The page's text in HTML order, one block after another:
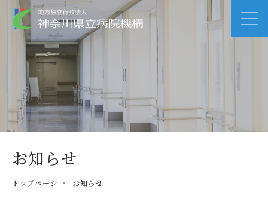
お知らせ
トップページ お知らせ